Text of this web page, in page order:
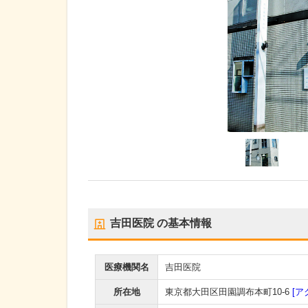
吉田医院の基本情報
医療機関名 吉田医院
所在地 東京都大田区田園調布本町10-6 [ア